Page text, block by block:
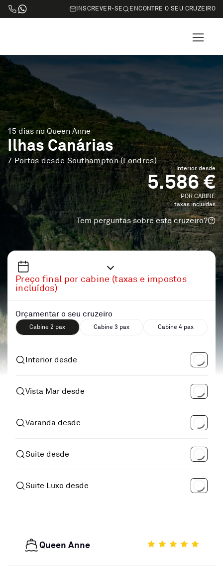
INSCREVER-SE ENCONTRE O SEU CRUZEIRO
15 dias no Queen Anne
Ilhas Canárias
7 Portos desde Southampton (Londres)
Interior desde
5.586 €
POR CABINE
taxas incluidas
Tem perguntas sobre este cruzeiro?
Preço final por cabine (taxas e impostos
incluídos)
Orçamentar o seu cruzeiro
Cabine 2 pax Cabine 3 pax Cabine 4 pax
Interior desde
Vista Mar desde
Varanda desde
Suite desde
Suite Luxo desde
Queen Anne